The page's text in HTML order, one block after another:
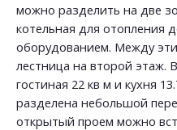
можно разделить на две
котельная для отопления
оборудованием. Между
лестница на второй этаж.
гостиная 22 кв м и кухня
разделена небольшой
открытый проем можно